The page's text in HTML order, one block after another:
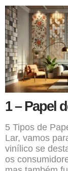
1 – Papel
5 Tipos de
Lar, vamos
vinílico se
os